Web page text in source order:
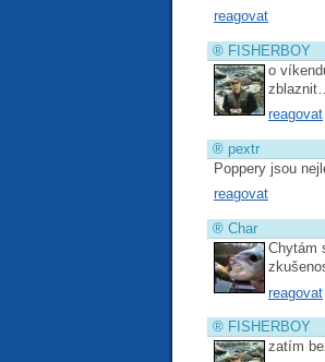
reagovat
® FISHERBOY
o
reagovat
® pextr
Poppery jsou
reagovat
® Char
Chytám
reagovat
® FISHERBOY
zatím